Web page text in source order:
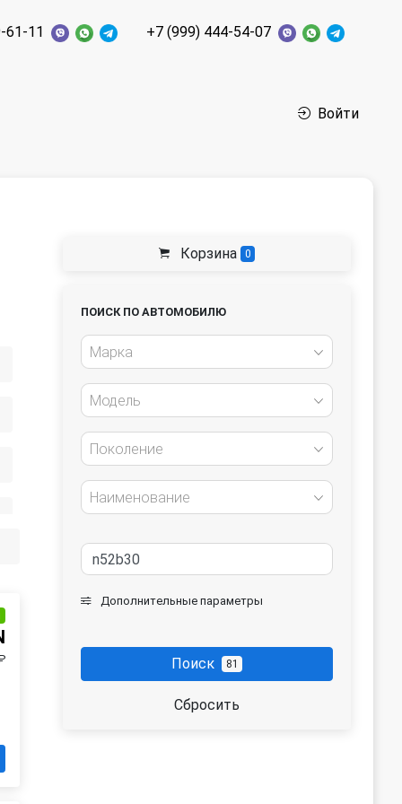
61-11 +7 (999) 444-54-07
Войти
Корзина 0
ПОИСК ПО АВТОМОБИЛЮ
Марка
Модель
Поколение
Наименование
Дополнительные параметры
Поиск 81
Сбросить